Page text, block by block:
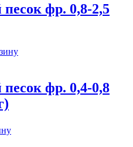
фр. 0,8-2,5
фр. 0,4-0,8